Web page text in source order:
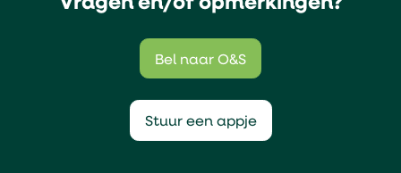
Bel naar O&S
Stuur een appje